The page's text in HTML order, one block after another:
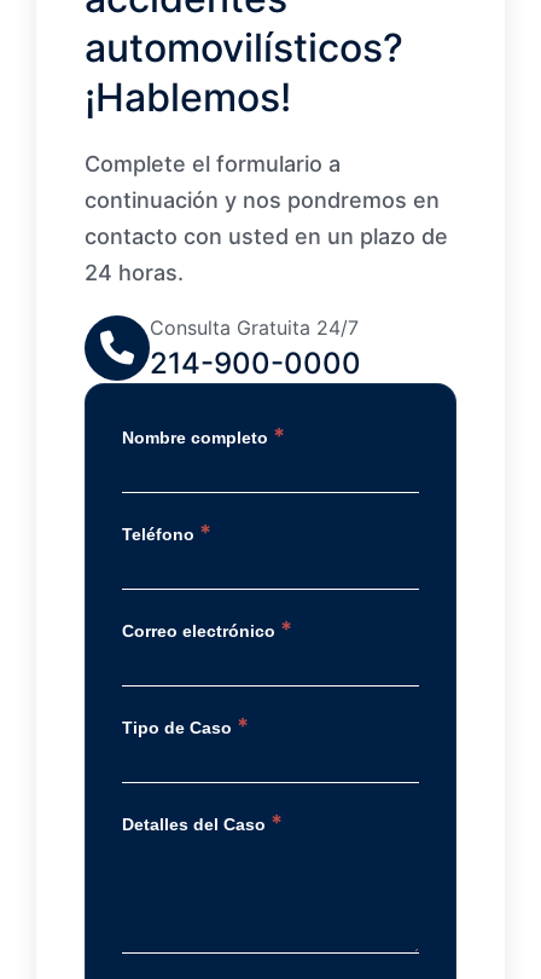
automovilísticos?
¡Hablemos!
Complete el formulario a
continuación y nos pondremos en
contacto con usted en un plazo de
24 horas.
Consulta Gratuita 24/7
214-900-0000
Nombre completo *
Teléfono *
Correo electrónico *
Tipo de Caso *
Detalles del Caso *